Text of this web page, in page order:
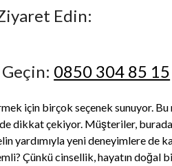
Edin:
0850 304 85 15
için birçok seçenek sunuyor. Bu
de dikkat çekiyor. Müşteriler, burada
yardımıyla yeni deneyimlere de
Çünkü cinsellik, hayatın doğal